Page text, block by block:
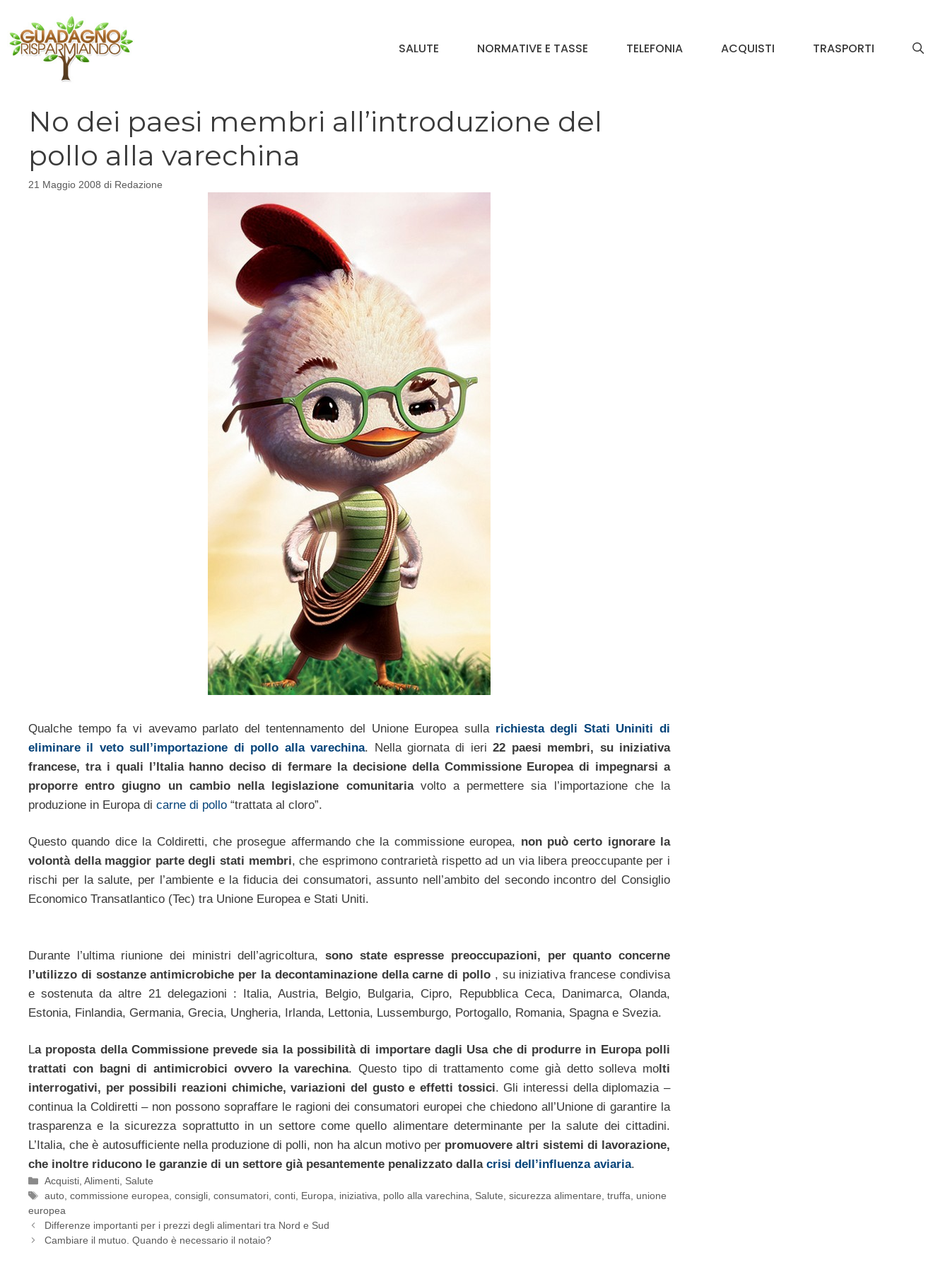
contenuto
SALUTE NORMATIVE E TASSE TELEFONIA ACQUISTI TRASPORTI
No dei paesi membri all’introduzione del
pollo alla varechina
21 Maggio 2008 di Redazione
Qualche tempo fa vi avevamo parlato del tentennamento del Unione Europea sulla richiesta degli Stati Uniniti di
eliminare il veto sull’importazione di pollo alla varechina. Nella giornata di ieri 22 paesi membri, su iniziativa
francese, tra i quali l’Italia hanno deciso di fermare la decisione della Commissione Europea di impegnarsi a
proporre entro giugno un cambio nella legislazione comunitariavolto a permettere sia l’importazione che la
produzione in Europa di carne di pollo “trattata al cloro”.
Questo quando dice la Coldiretti, che prosegue affermando che la commissione europea, non può certo ignorare la
volontà della maggior parte degli stati membri, che esprimono contrarietà rispetto ad un via libera preoccupante per i
rischi per la salute, per l’ambiente e la fiducia dei consumatori, assunto nell’ambito del secondo incontro del Consiglio
Economico Transatlantico (Tec) tra Unione Europea e Stati Uniti.
Durante l’ultima riunione dei ministri dell’agricoltura, sono state espresse preoccupazioni, per quanto concerne
l’utilizzo di sostanze antimicrobiche per la decontaminazione della carne di pollo , su iniziativa francese condivisa
e sostenuta da altre 21 delegazioni : Italia, Austria, Belgio, Bulgaria, Cipro, Repubblica Ceca, Danimarca, Olanda,
Estonia, Finlandia, Germania, Grecia, Ungheria, Irlanda, Lettonia, Lussemburgo, Portogallo, Romania, Spagna e Svezia.
La proposta della Commissione prevede sia la possibilità di importare dagli Usa che di produrre in Europa polli
trattati con bagni di antimicrobici ovvero la varechina. Questo tipo di trattamento come già detto solleva mo lti
interrogativi, per possibili reazioni chimiche, variazioni del gusto e effetti tossici. Gli interessi della diplomazia –
continua la Coldiretti – non possono sopraffare le ragioni dei consumatori europei che chiedono all’Unione di garantire la
trasparenza e la sicurezza soprattutto in un settore come quello alimentare determinante per la salute dei cittadini.
L’Italia, che è autosufficiente nella produzione di polli, non ha alcun motivo per promuovere altri sistemi di lavorazione,
che inoltre riducono le garanzie di un settore già pesantemente penalizzato dalla crisi dell’influenza aviaria.
Categorie
Acquisti,Alimenti, Salute
Tag
auto,commissione europea,consigli,consumatori,conti, Europa, iniziativa, pollo alla varechina, Salute,sicurezza alimentare,truffa, unione
europea
Differenze importanti per i prezzi degli alimentari tra Nord e Sud
Cambiare il mutuo. Quando è necessario il notaio?